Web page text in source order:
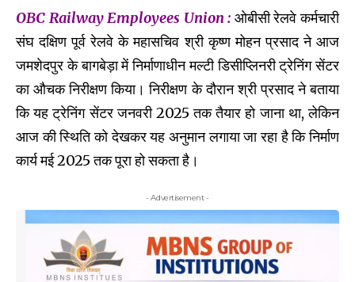
OBC Railway Employees Union : ओबीसी रेलवे कर्मचारी
संघ दक्षिण पूर्व रेलवे के महासचिव श्री कृष्ण मोहन प्रसाद ने आज
जमशेदपुर के बागबेड़ा में निर्माणाधीन मल्टी डिसीप्लिनरी ट्रेनिंग सेंटर
का औचक निरीक्षण किया। निरीक्षण के दौरान श्री प्रसाद ने बताया
कि यह ट्रेनिंग सेंटर जनवरी 2025 तक तैयार हो जाना था, लेकिन
आज की स्थिति को देखकर यह अनुमान लगाया जा रहा है कि निर्माण
कार्य मई 2025 तक पूरा हो सकता है।
- Advertisement -